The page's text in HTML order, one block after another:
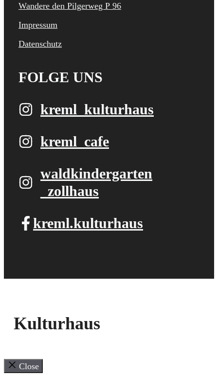
Wandere den Pilgerweg P 96
Impressum
Datenschutz
FOLGE UNS
kreml_kulturhaus
kreml_cafe
waldkindergarten​
_zollhaus
kreml.kulturhaus
Kulturhaus
Close